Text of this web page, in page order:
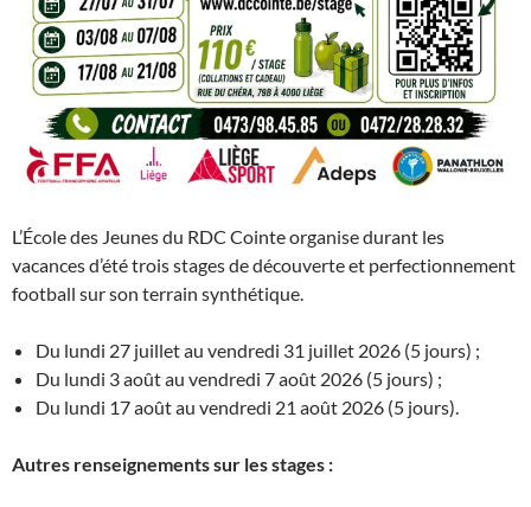
L’École des Jeunes du RDC Cointe organise durant les
vacances d’été trois stages de découverte et perfectionnement
football sur son terrain synthétique.
Du lundi 27 juillet au vendredi 31 juillet 2026 (5 jours) ;
Du lundi 3 août au vendredi 7 août 2026 (5 jours) ;
Du lundi 17 août au vendredi 21 août 2026 (5 jours).
Autres renseignements sur les stages :